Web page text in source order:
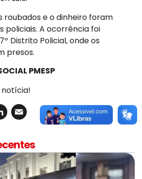
roubados e o dinheiro foram
policiais. A ocorrência foi
Distrito Policial, onde os
presos.
PMESP
LinkedIn
Email